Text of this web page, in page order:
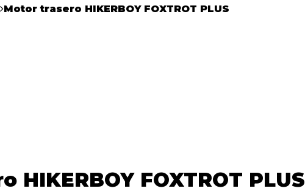
Motor trasero HIKERBOY FOXTROT PLUS
HIKERBOY FOXTROT PLUS